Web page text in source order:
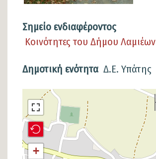
Σημείο ενδιαφέροντος
Κοινότητες του Δήμου Λαμιέων
Δημοτική ενότητα Δ.Ε. Υπάτης
Σημείο
στον
χάρτη
+